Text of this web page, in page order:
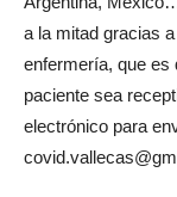
a la mitad gracias
enfermería, que es
paciente sea
electrónico para